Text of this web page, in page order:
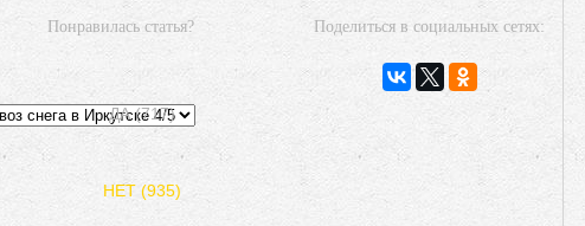
Понравилась статья?
ДА (717)
НЕТ (935)
Поделиться в социальных сетях: